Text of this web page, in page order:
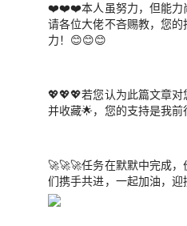
❤️❤️❤️本人虽努力，但能力
请各位大佬不吝赐教，您
力！😊😊😊
💖💖💖若您认为此篇文章
并收藏🌟，您的支持是我前
🚀🚀🚀任务在默默中完成
们携手共进，一起加油，